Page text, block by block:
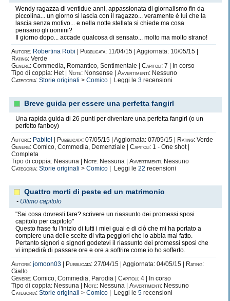
Wendy ragazza di ventidue anni, appassionata di giornalismo fin da
piccolina... un giorno si lascia con il ragazzo... veramente é lui che la
lascia senza motivo... e nella notte stellata si chiede ma cosa
pensano gli uomini?
Il giorno dopo... accade qualcosa di sensato... molto ma molto strano!
Autore: Robertina Robi Pubblicata: 11/04/15 | Aggiornata: 10/05/15 |
Rating: Verde
Genere: Commedia, Romantico, Sentimentale | Capitoli: 7 | In corso
Tipo di coppia: Het |
Note: Nonsense | Avvertimenti: Nessuno
Categoria: Storie originali > Comico | Leggi le 3 recensioni
Breve guida per essere una perfetta fangirl
Una rapida guida di 26 punti per diventare una perfetta fangirl (o un
perfetto fanboy)
Autore: Pabitel Pubblicata: 07/05/15 | Aggiornata: 07/05/15 | Rating: Verde
Genere: Comico, Commedia, Demenziale | Capitoli: 1 - One shot |
Completa
Tipo di coppia: Nessuna |
Note: Nessuna | Avvertimenti: Nessuno
Categoria: Storie originali > Comico | Leggi le 22 recensioni
Quattro morti di peste ed un matrimonio
- Ultimo capitolo
"Sai cosa dovresti fare? scrivere un riassunto dei promessi sposi
capitolo per capitolo"
Questo frase fu l'inizio di tutti i miei guai e di ciò che mi ha portato a
compiere una delle scelte di vita peggiori che io abbia mai fatto.
Pertanto signori e signori godetevi il riassunto dei promessi sposi che
vi impedirà di passare ore e ore a soffrire come io ho sofferto.
Autore: jomoon03 Pubblicata: 27/04/15 | Aggiornata: 04/05/15 |
Rating:
Giallo
Genere: Comico, Commedia, Parodia | Capitoli: 4 | In corso
Tipo di coppia: Nessuna |
Note: Nessuna | Avvertimenti: Nessuno
Categoria: Storie originali > Comico | Leggi le 5 recensioni